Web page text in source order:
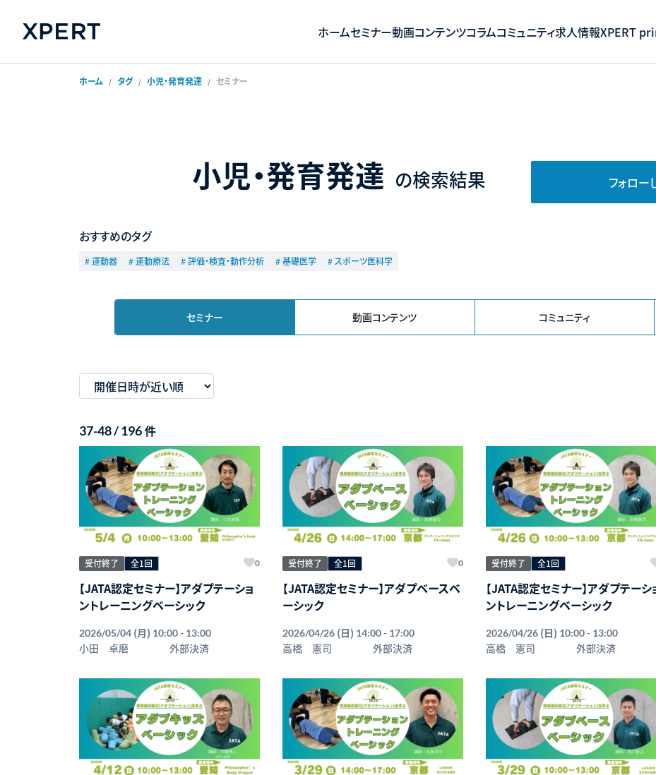
ホームセミナー動画コンテンツコラムコミュニティ求人情報XPERT
ホーム タグ 小児・発育発達 セミナー
小児・発育発達 の検索結果 フォロー
おすすめのタグ
# 運動器 # 運動療法 # 評価・検査・動作分析 # 基礎医学 # スポーツ医科学
セミナー 動画コンテンツ コミュニティ
37-48 / 196件
受付終了 全1回 0
【JATA認定セミナー】アダプテーショ
ントレーニングベーシック
2026/05/04 (月) 10:00 - 13:00
小田 卓磨 外部決済
受付終了 全1回 0
【JATA認定セミナー】アダプベースベ
ーシック
2026/04/26 (日) 14:00 - 17:00
高橋 憲司 外部決済
受付終了 全1回
【JATA認定セミナー】アダプテーシ
ントレーニングベーシック
2026/04/26 (日) 10:00 - 13:00
高橋 憲司 外部決済